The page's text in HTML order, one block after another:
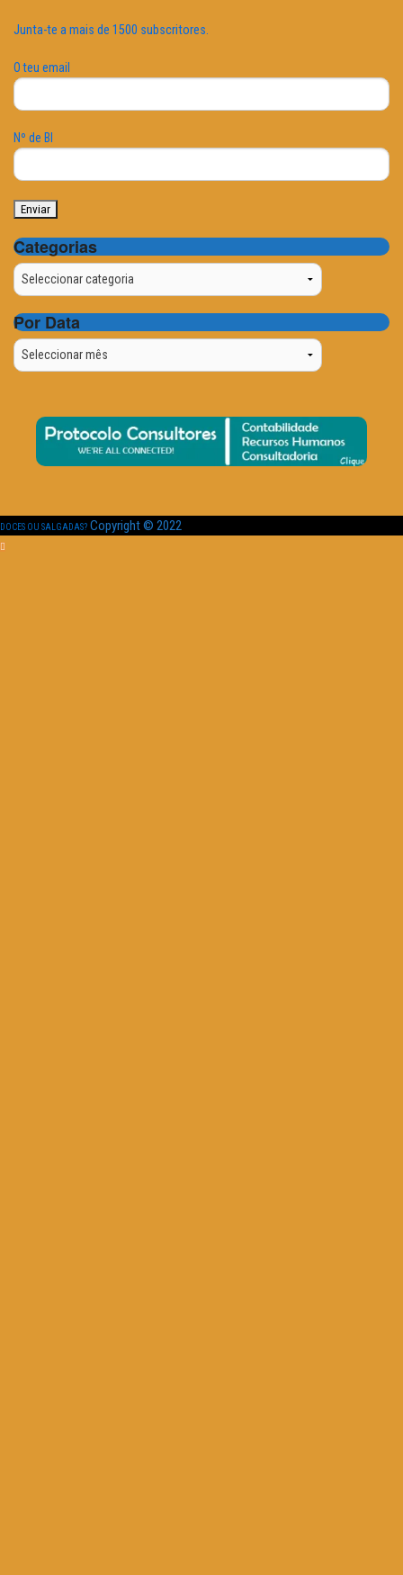
Junta-te a mais de 1500 subscritores.
O teu email
Nº de BI
Categorias
Categorias
Por Data
Por
Data
DOCES OU SALGADAS? Copyright © 2022